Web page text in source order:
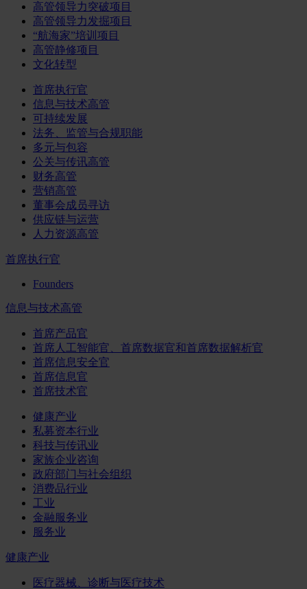
高管领导力突破项目
高管领导力发掘项目
“航海家”培训项目
高管静修项目
文化转型
首席执行官
信息与技术高管
可持续发展
法务、监管与合规职能
多元与包容
公关与传讯高管
财务高管
营销高管
董事会成员寻访
供应链与运营
人力资源高管
首席执行官
Founders
信息与技术高管
首席产品官
首席人工智能官、首席数据官和首席数据解析官
首席信息安全官
首席信息官
首席技术官
健康产业
私募资本行业
科技与传讯业
家族企业咨询
政府部门与社会组织
消费品行业
工业
金融服务业
服务业
健康产业
医疗器械、诊断与医疗技术